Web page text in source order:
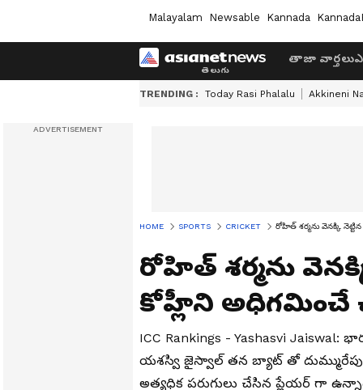
Malayalam Newsable Kannada
తాజా వార్తలు
TRENDING : Today Rasi Phalalu Akkineni
HOME SPORTS CRICKET రోహిత్ శర్మను వెనక్కి
రోహిత్ శర్మను
కోహ్లీని అధిగమించే
ICC Rankings - Yashasvi
య‌శ‌స్వి జైస్వాల్ త‌న బ్యాట్ తో
అత్య‌ధిక ప‌రుగులు చేసిన ప్లేయర్ గా